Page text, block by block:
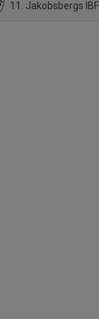
11. Jakobsbergs